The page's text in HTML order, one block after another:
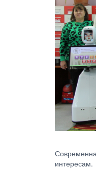
интересам.